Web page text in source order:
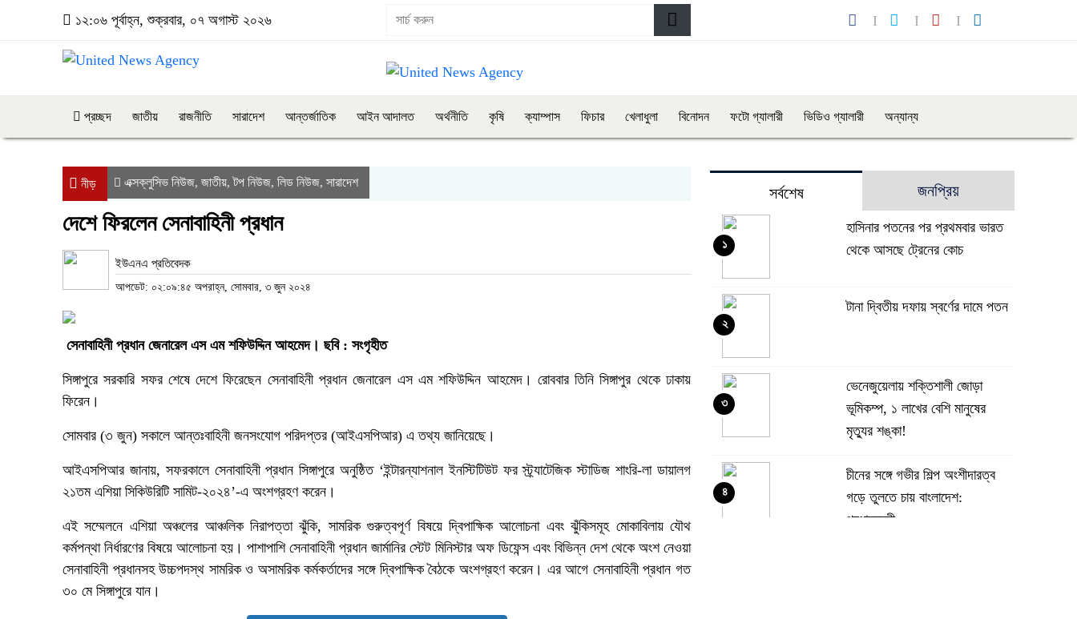
১২:০৬ পূর্বাহ্ন, শুক্রবার, ০৭ অগাস্ট ২০২৬
প্রচ্ছদ জাতীয় রাজনীতি সারাদেশ আন্তর্জাতিক আইন আদালত অর্থনীতি কৃষি ক্যাম্পাস ফিচার খেলাধুলা বিনোদন ফটো গ্যালারী ভিডিও গ্যালারী অন্যান্য
নীড় এক্সক্লুসিভ নিউজ, জাতীয়,টপ নিউজ, লিড নিউজ, সারাদেশ
দেশে ফিরলেন সেনাবাহিনী প্রধান
ইউএনএ প্রতিবেদক
আপডেট: ০২:০৯:৪৫ অপরাহ্ন, সোমবার, ৩ জুন ২০২৪
সেনাবাহিনী প্রধান জেনারেল এস এম শফিউদ্দিন আহমেদ। ছবি : সংগৃহীত
সিঙ্গাপুরে সরকারি সফর শেষে দেশে ফিরেছেন সেনাবাহিনী প্রধান জেনারেল এস এম শফিউদ্দিন আহমেদ। রোববার তিনি সিঙ্গাপুর থেকে ঢাকায়
ফিরেন।
সোমবার (৩ জুন) সকালে আন্তঃবাহিনী জনসংযোগ পরিদপ্তর (আইএসপিআর) এ তথ্য জানিয়েছে।
আইএসপিআর জানায়, সফরকালে সেনাবাহিনী প্রধান সিঙ্গাপুরে অনুষ্ঠিত ‘ইন্টারন্যাশনাল ইনস্টিটিউট ফর স্ট্র্যাটেজিক স্টাডিজ শাংরি-লা ডায়ালগ
২১তম এশিয়া সিকিউরিটি সামিট-২০২৪’-এ অংশগ্রহণ করেন।
এই সম্মেলনে এশিয়া অঞ্চলের আঞ্চলিক নিরাপত্তা ঝুঁকি, সামরিক গুরুত্বপূর্ণ বিষয়ে দ্বিপাক্ষিক আলোচনা এবং ঝুঁকিসমূহ মোকাবিলায় যৌথ
কর্মপন্থা নির্ধারণের বিষয়ে আলোচনা হয়। পাশাপাশি সেনাবাহিনী প্রধান জার্মানির স্টেট মিনিস্টার অফ ডিফেন্স এবং বিভিন্ন দেশ থেকে অংশ নেওয়া
সেনাবাহিনী প্রধানসহ উচ্চপদস্থ সামরিক ও অসামরিক কর্মকর্তাদের সঙ্গে দ্বিপাক্ষিক বৈঠকে অংশগ্রহণ করেন। এর আগে সেনাবাহিনী প্রধান গত
৩০ মে সিঙ্গাপুরে যান।
সর্বশেষ জনপ্রিয়
হাসিনার পতনের পর প্রথমবার ভারত
থেকে আসছে ট্রেনের কোচ
১
টানা দ্বিতীয় দফায় স্বর্ণের দামে পতন
২
ভেনেজুয়েলায় শক্তিশালী জোড়া
ভূমিকম্প, ১ লাখের বেশি মানুষের
মৃত্যুর শঙ্কা!
৩
চীনের সঙ্গে গভীর শিল্প অংশীদারত্ব
গড়ে তুলতে চায় বাংলাদেশ:
প্রধানমন্ত্রী
৪